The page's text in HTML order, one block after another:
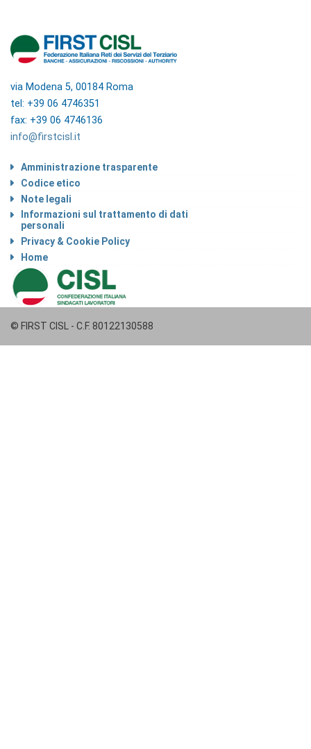
via Modena 5, 00184 Roma
tel: +39 06 4746351
fax: +39 06 4746136
info@firstcisl.it
Amministrazione trasparente
Codice etico
Note legali
Informazioni sul trattamento di dati
personali
Privacy & Cookie Policy
Home
© FIRST CISL - C.F. 80122130588